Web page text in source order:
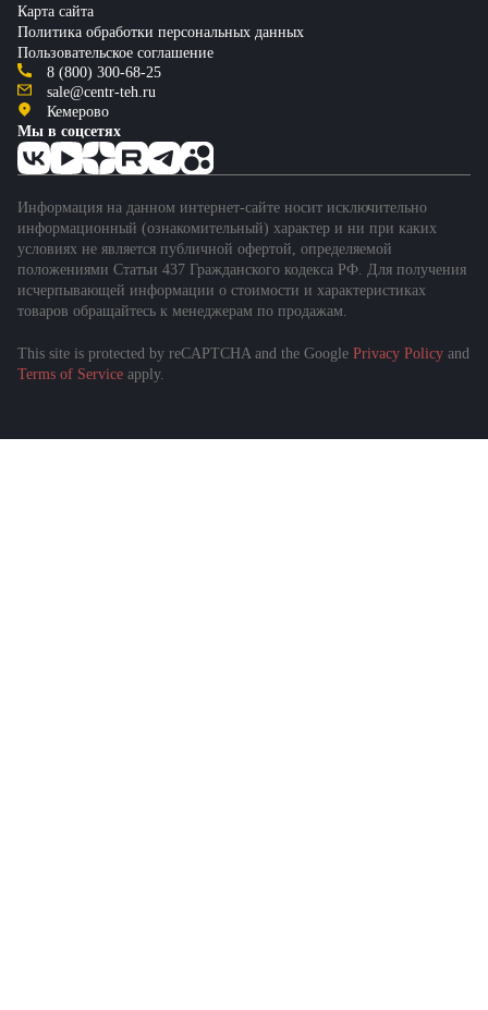
Карта сайта
Политика обработки персональных данных
Пользовательское соглашение
8 (800) 300-68-25
sale@centr-teh.ru
Кемерово
Мы в соцсетях
Информация на данном интернет-сайте носит исключительно
информационный (ознакомительный) характер и ни при каких
условиях не является публичной офертой, определяемой
положениями Статьи 437 Гражданского кодекса РФ. Для получения
исчерпывающей информации о стоимости и характеристиках
товаров обращайтесь к менеджерам по продажам.
This site is protected by reCAPTCHA and the Google Privacy Policy and
Terms of Service apply.